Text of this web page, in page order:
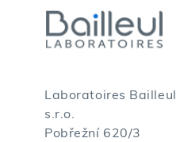
Laboratoires Bailleul
s.r.o.
Pobřežní 620/3